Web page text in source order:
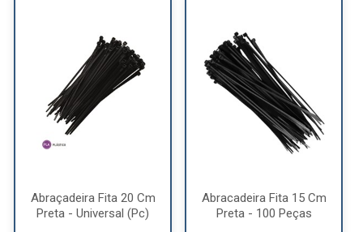
Abraçadeira Fita 20 Cm
Preta - Universal (Pc)
Abracadeira Fita 15 Cm
Preta - 100 Peças